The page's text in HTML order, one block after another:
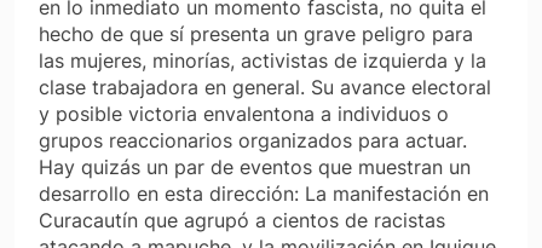
en lo inmediato un momento fascista, no quita el
hecho de que sí presenta un grave peligro para
las mujeres, minorías, activistas de izquierda y la
clase trabajadora en general. Su avance electoral
y posible victoria envalentona a individuos o
grupos reaccionarios organizados para actuar.
Hay quizás un par de eventos que muestran un
desarrollo en esta dirección: La manifestación en
Curacautín que agrupó a cientos de racistas